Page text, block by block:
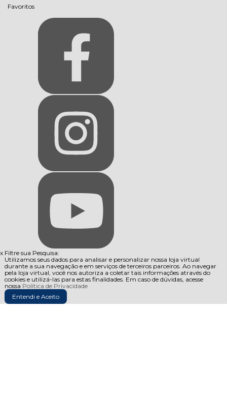
Favoritos
x Filtre sua Pesquisa:
Utilizamos seus dados para analisar e personalizar nossa loja virtual
durante a sua navegação e em serviços de terceiros parceiros. Ao navegar
pela loja virtual, você nos autoriza a coletar tais informações através do
cookies e utilizá-las para estas finalidades. Em caso de dúvidas, acesse
nossa Política de Privacidade
Entendi e Aceito